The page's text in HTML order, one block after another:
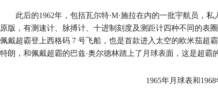
此后的1962年，包括瓦尔特·M·施拉在内的一批宇航员，
原版，有测速计、脉搏计、十进制刻度及测距计四种不同的表
佩戴超霸登上西格码 7 号飞船，也是首款进入太空的欧米茄超
特朗，和佩戴超霸的巴兹·奥尔德林踏上了月球表面，这是超霸
1965年月球表和